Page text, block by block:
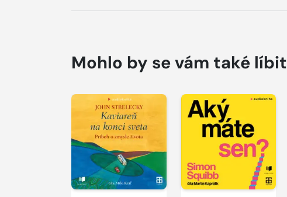
Mohlo by se vám také líbit
Přehrát
ukázku
Přehrát
ukázku